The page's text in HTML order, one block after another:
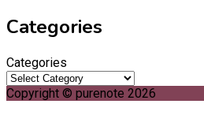
Categories
Categories
Copyright © purenote 2026